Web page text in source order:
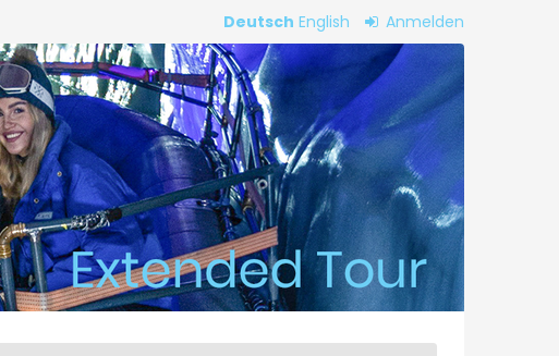
Deutsch English Anmelden